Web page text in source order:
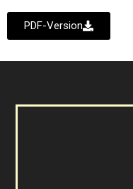
PDF-Version